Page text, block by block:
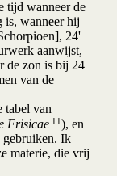
tijd wanneer de
is, wanneer hij
24'
aanwijst,
de zon is bij 24
van de
van
Frisicae 11), en
gebruiken. Ik
materie, die vrij